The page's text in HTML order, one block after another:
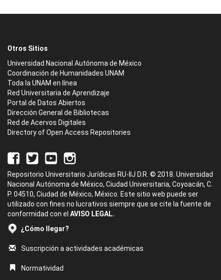
Otros Sitios
Universidad Nacional Autónoma de México
Coordinación de Humanidades UNAM
Toda la UNAM en línea
Red Universitaria de Aprendizaje
Portal de Datos Abiertos
Dirección General de Bibliotecas
Red de Acervos Digitales
Directory of Open Access Repositories
Repositorio Universitario Jurídicas RU-IIJ D.R. © 2018. Universidad
Nacional Autónoma de México, Ciudad Universitaria, Coyoacán, C.
P. 04510, Ciudad de México, México. Este sitio web puede ser
utilizado con fines no lucrativos siempre que se cite la fuente de
conformidad con el AVISO LEGAL.
¿Cómo llegar?
Suscripción a actividades académicas
Normatividad